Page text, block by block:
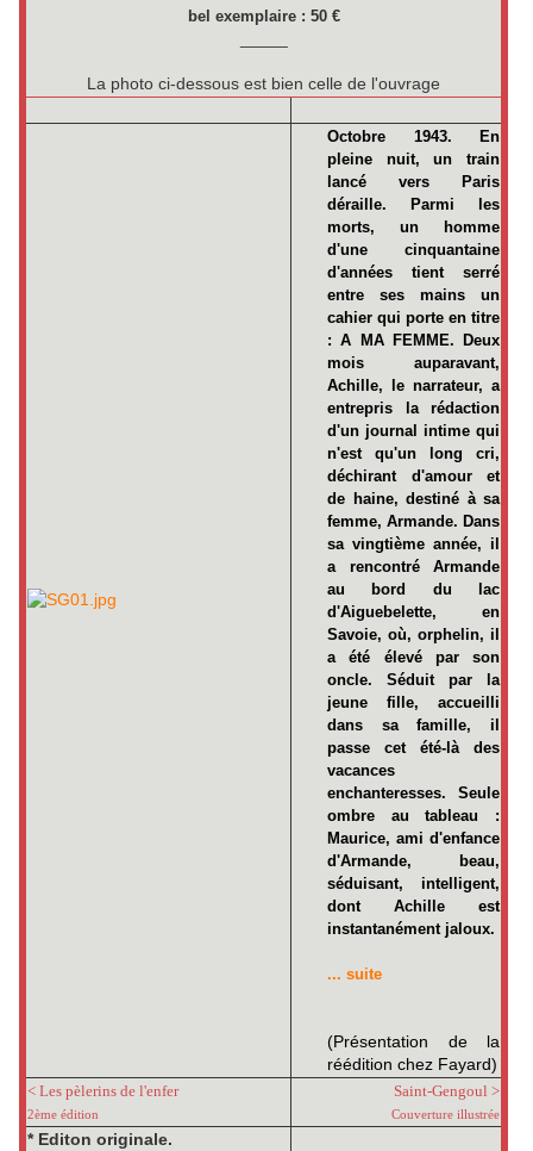
bel exemplaire : 50 €
La photo ci-dessous est bien celle de l'ouvrage
Octobre 1943. En
pleine nuit, un train
lancé vers Paris
déraille. Parmi les
morts, un homme
d'une cinquantaine
d'années tient serré
entre ses mains un
cahier qui porte en titre
: A MA FEMME. Deux
mois auparavant,
Achille, le narrateur, a
entrepris la rédaction
d'un journal intime qui
n'est qu'un long cri,
déchirant d'amour et
de haine, destiné à sa
femme, Armande. Dans
sa vingtième année, il
a rencontré Armande
au bord du lac
d'Aiguebelette, en
Savoie, où, orphelin, il
a été élevé par son
oncle. Séduit par la
jeune fille, accueilli
dans sa famille, il
passe cet été-là des
vacances
enchanteresses. Seule
ombre au tableau :
Maurice, ami d'enfance
d'Armande, beau,
séduisant, intelligent,
dont Achille est
instantanément jaloux.
... suite
(Présentation de la
réédition chez Fayard)
< Les pèlerins de l'enfer
2ème édition
Saint-Gengoul >
Couverture illustrée
* Editon originale.